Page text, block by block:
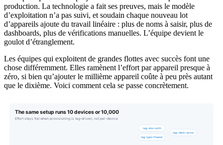
production. La technologie a fait ses preuves, mais le modèle
d’exploitation n’a pas suivi, et soudain chaque nouveau lot
d’appareils ajoute du travail linéaire : plus de noms à saisir, plus de
dashboards, plus de vérifications manuelles. L’équipe devient le
goulot d’étranglement.
Les équipes qui exploitent de grandes flottes avec succès font une
chose différemment. Elles ramènent l’effort par appareil presque à
zéro, si bien qu’ajouter le millième appareil coûte à peu près autant
que le dixième. Voici comment cela se passe concrètement.